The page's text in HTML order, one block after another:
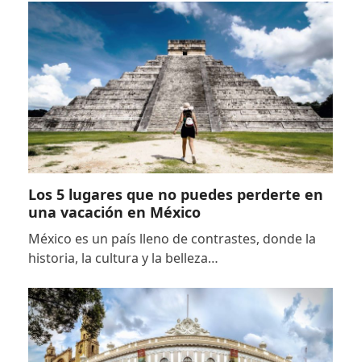
Los 5 lugares que no puedes perderte en
una vacación en México
México es un país lleno de contrastes, donde la
historia, la cultura y la belleza…